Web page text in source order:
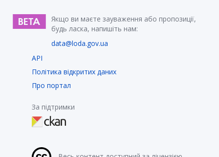
Якщо ви маєте зауваження або пропозиції,
будь ласка, напишіть нам:
data@loda.gov.ua
API
Політика відкритих даних
Про портал
За підтримки